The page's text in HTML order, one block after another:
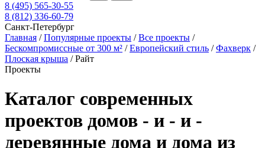
8 (495) 565-30-55
8 (812) 336-60-79
Санкт-Петербург
Главная /Популярные проекты /Все проекты /
Бескомпромиссные от 300 м² /Европейский стиль /Фахверк /
Плоская крыша /Райт
Проекты
Каталог современных
проектов домов - и - и -
деревянные дома и дома из